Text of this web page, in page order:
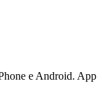
e Android. App